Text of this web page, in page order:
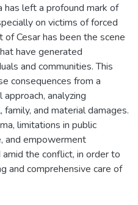
has left a profound mark of
on victims of forced
Cesar has been the scene
have generated
and communities. This
consequences from a
analyzing
and material damages.
limitations in public
and empowerment
the conflict, in order to
and comprehensive care of